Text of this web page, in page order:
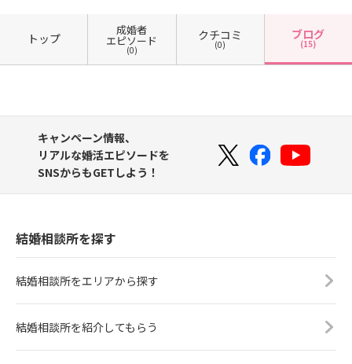
トップ
成婚者
エピソード
(0)
クチコミ
(0)
ブログ
(15)
キャンペーン情報、
リアルな婚活エピソードを
SNSからもGETしよう！
結婚相談所を探す
結婚相談所をエリアから探す
結婚相談所を紹介してもらう